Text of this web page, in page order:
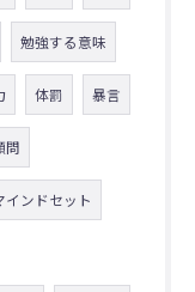
勉強する意味
体罰 暴言
問
インドセット